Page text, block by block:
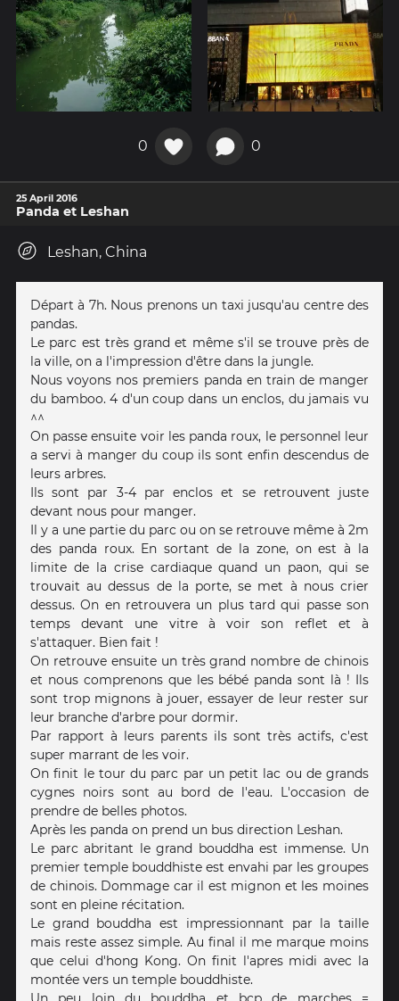
0 0
25 April 2016
Panda et Leshan
Leshan, China
Départ à 7h. Nous prenons un taxi jusqu'au centre des
pandas.
Le parc est très grand et même s'il se trouve près de
la ville, on a l'impression d'être dans la jungle.
Nous voyons nos premiers panda en train de manger
du bamboo. 4 d'un coup dans un enclos, du jamais vu
^^
On passe ensuite voir les panda roux, le personnel leur
a servi à manger du coup ils sont enfin descendus de
leurs arbres.
Ils sont par 3-4 par enclos et se retrouvent juste
devant nous pour manger.
Il y a une partie du parc ou on se retrouve même à 2m
des panda roux. En sortant de la zone, on est à la
limite de la crise cardiaque quand un paon, qui se
trouvait au dessus de la porte, se met à nous crier
dessus. On en retrouvera un plus tard qui passe son
temps devant une vitre à voir son reflet et à
s'attaquer. Bien fait !
On retrouve ensuite un très grand nombre de chinois
et nous comprenons que les bébé panda sont là ! Ils
sont trop mignons à jouer, essayer de leur rester sur
leur branche d'arbre pour dormir.
Par rapport à leurs parents ils sont très actifs, c'est
super marrant de les voir.
On finit le tour du parc par un petit lac ou de grands
cygnes noirs sont au bord de l'eau. L'occasion de
prendre de belles photos.
Après les panda on prend un bus direction Leshan.
Le parc abritant le grand bouddha est immense. Un
premier temple bouddhiste est envahi par les groupes
de chinois. Dommage car il est mignon et les moines
sont en pleine récitation.
Le grand bouddha est impressionnant par la taille
mais reste assez simple. Au final il me marque moins
que celui d'hong Kong. On finit l'apres midi avec la
montée vers un temple bouddhiste.